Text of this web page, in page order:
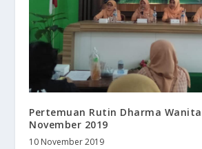
Pertemuan Rutin Dharma
November 2019
10 November 2019